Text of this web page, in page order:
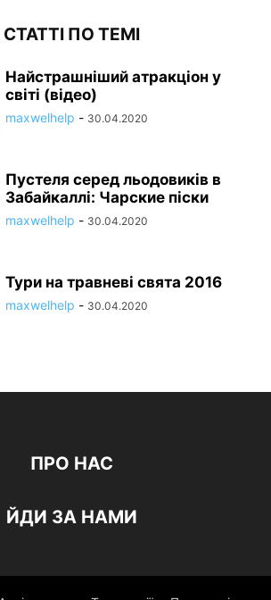
СТАТТІ ПО ТЕМІ
Найстрашніший атракціон у
світі (відео)
maxwelhelp - 30.04.2020
Пустеля серед льодовиків в
Забайкаллі: Чарские піски
maxwelhelp - 30.04.2020
Тури на травневі свята 2016
maxwelhelp - 30.04.2020
ПРО НАС
ЙДИ ЗА НАМИ